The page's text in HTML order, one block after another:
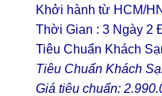
Khởi hành từ HCM/
Thời Gian : 3 Ngày 2
Tiêu Chuẩn Khách
Tiêu Chuẩn Khách
Giá tiêu chuẩn: